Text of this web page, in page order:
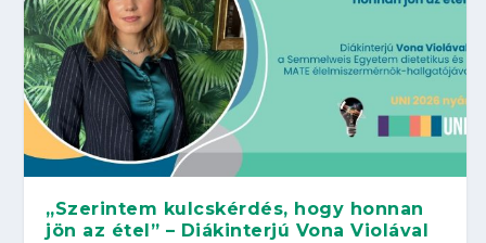
„Szerintem kulcskérdés, hogy honnan
jön az étel” – Diákinterjú Vona Violával